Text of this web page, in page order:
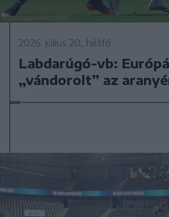
2026. július 20., hétfő
Labdarúgó-vb:
„vándorolt” az